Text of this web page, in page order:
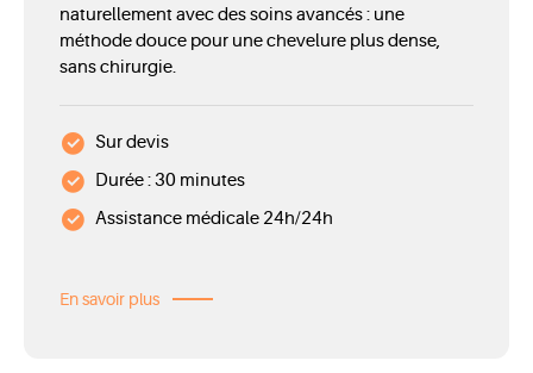
naturellement avec des soins avancés : une
méthode douce pour une chevelure plus dense,
sans chirurgie.
Sur devis
Durée : 30 minutes
Assistance médicale 24h/24h
En savoir plus